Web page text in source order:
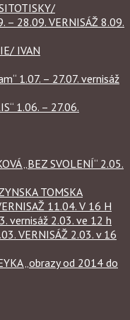
– 28.09. VERNISÁŽ 8.09.
IVAN
1.07. – 27.07. vernisáž
1.06. – 27.06.
„BEZ SVOLENÍ“ 2.05.
TOMSKA
11.04. V 16 H
vernisáž 2.03. ve 12 h
VERNISÁŽ 2.03. v 16
„obrazy od 2014 do